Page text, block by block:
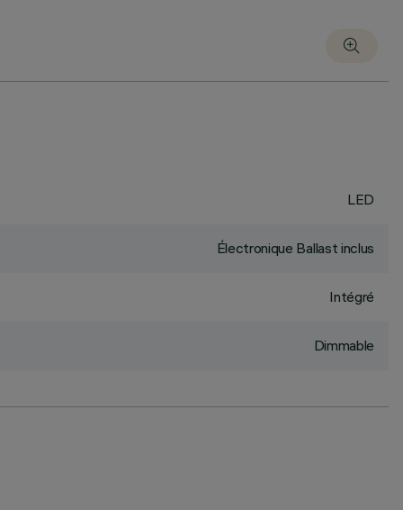
LED
Électronique Ballast inclus
Intégré
Dimmable